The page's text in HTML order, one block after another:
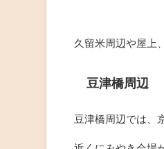
久留米周辺や屋上
豆津橋周辺
豆津橋周辺では、